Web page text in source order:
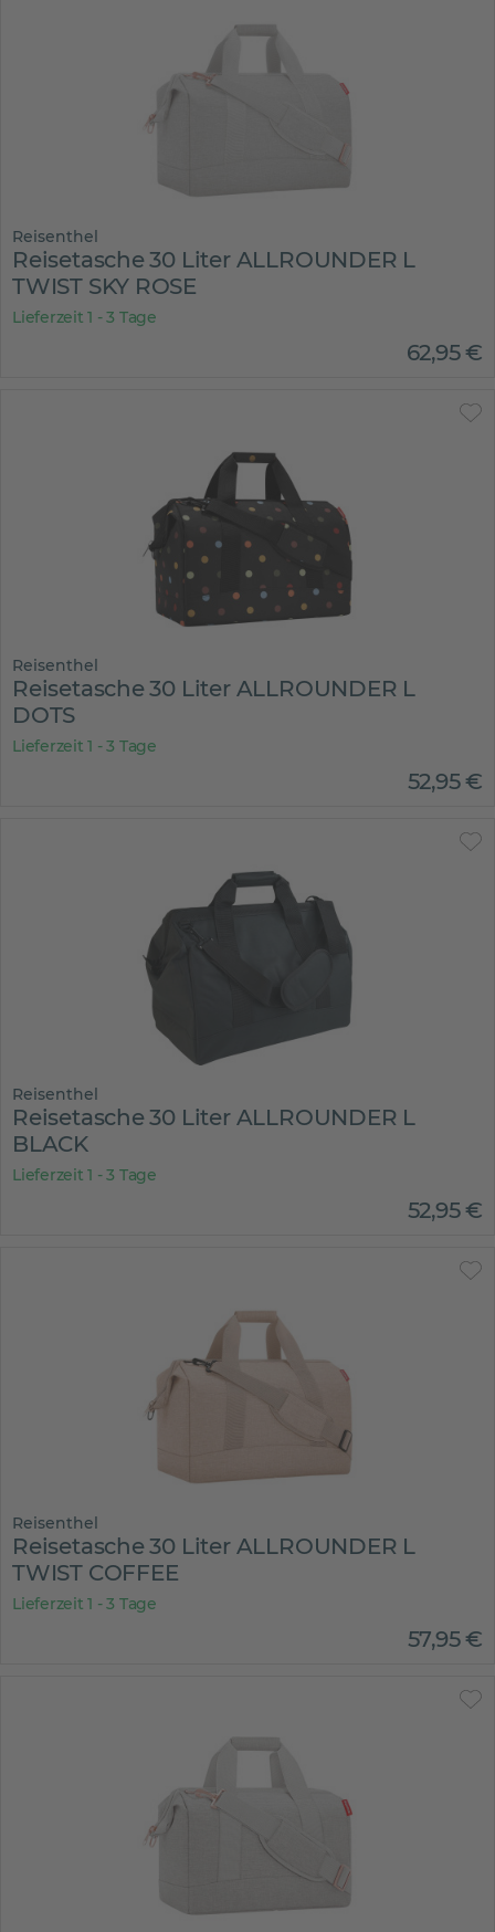
Reisenthel
Reisetasche 30 Liter ALLROUNDER L
TWIST SKY ROSE
Lieferzeit 1 - 3 Tage
62,95€
Reisenthel
Reisetasche 30 Liter ALLROUNDER L
DOTS
Lieferzeit 1 - 3 Tage
52,95€
Reisenthel
Reisetasche 30 Liter ALLROUNDER L
BLACK
Lieferzeit 1 - 3 Tage
52,95€
Reisenthel
Reisetasche 30 Liter ALLROUNDER L
TWIST COFFEE
Lieferzeit 1 - 3 Tage
57,95€